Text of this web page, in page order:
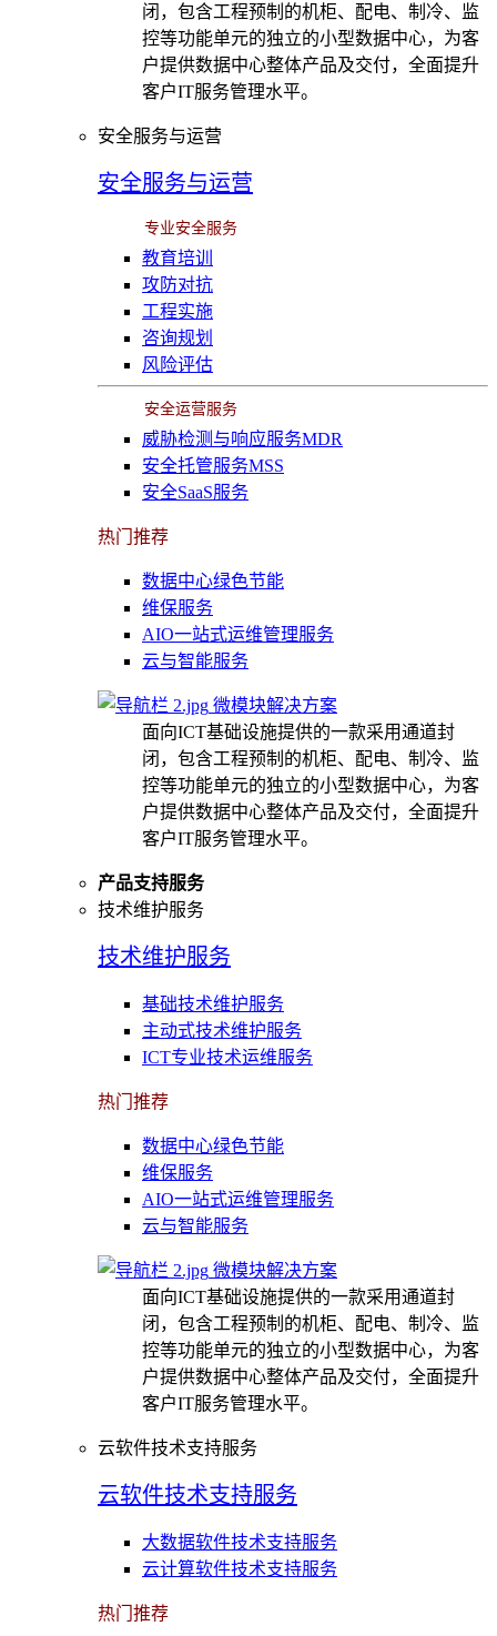
闭，包含工程预制的机柜、配电、制冷、监
控等功能单元的独立的小型数据中心，为客
户提供数据中心整体产品及交付，全面提升
客户IT服务管理水平。
安全服务与运营
安全服务与运营
专业安全服务
教育培训
攻防对抗
工程实施
咨询规划
风险评估
安全运营服务
威胁检测与响应服务MDR
安全托管服务MSS
安全SaaS服务
热门推荐
数据中心绿色节能
维保服务
AIO一站式运维管理服务
云与智能服务
微模块解决方案
面向ICT基础设施提供的一款采用通道封
闭，包含工程预制的机柜、配电、制冷、监
控等功能单元的独立的小型数据中心，为客
户提供数据中心整体产品及交付，全面提升
客户IT服务管理水平。
产品支持服务
技术维护服务
技术维护服务
基础技术维护服务
主动式技术维护服务
ICT专业技术运维服务
热门推荐
数据中心绿色节能
维保服务
AIO一站式运维管理服务
云与智能服务
微模块解决方案
面向ICT基础设施提供的一款采用通道封
闭，包含工程预制的机柜、配电、制冷、监
控等功能单元的独立的小型数据中心，为客
户提供数据中心整体产品及交付，全面提升
客户IT服务管理水平。
云软件技术支持服务
云软件技术支持服务
大数据软件技术支持服务
云计算软件技术支持服务
热门推荐